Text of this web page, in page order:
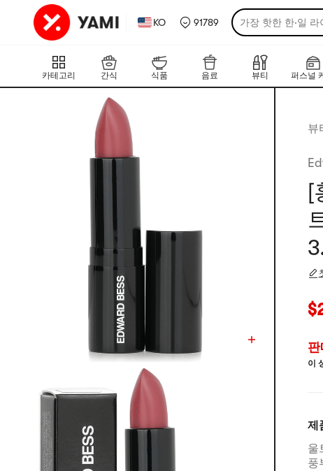
KO 91789 가장 핫한 한·일 라
카테고리 간식 식품 음료 뷰티 퍼스널
뷰
[
현
$
이
제
울
풍